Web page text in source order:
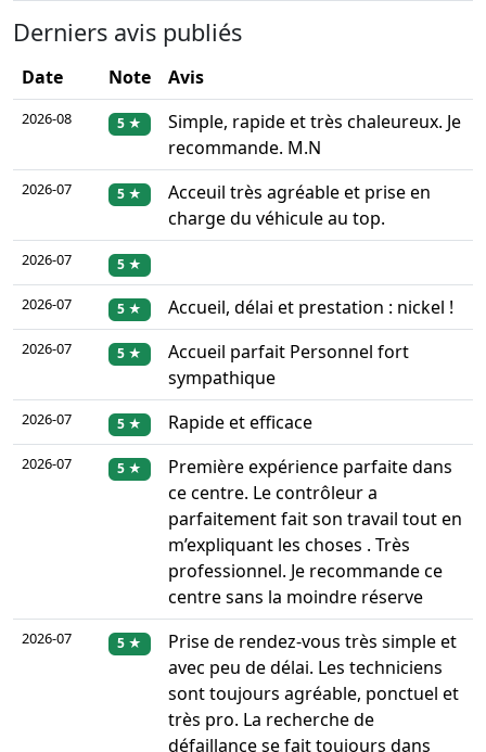
Derniers avis publiés
Date Note Avis
2026-08 5 ★
Simple, rapide et très chaleureux. Je
recommande. M.N
2026-07 5 ★
Acceuil très agréable et prise en
charge du véhicule au top.
2026-07 5 ★
2026-07 5 ★ Accueil, délai et prestation : nickel !
2026-07 5 ★
Accueil parfait Personnel fort
sympathique
2026-07 5 ★ Rapide et efficace
2026-07 5 ★
Première expérience parfaite dans
ce centre. Le contrôleur a
parfaitement fait son travail tout en
m’expliquant les choses . Très
professionnel. Je recommande ce
centre sans la moindre réserve
2026-07 5 ★
Prise de rendez-vous très simple et
avec peu de délai. Les techniciens
sont toujours agréable, ponctuel et
très pro. La recherche de
défaillance se fait toujours dans